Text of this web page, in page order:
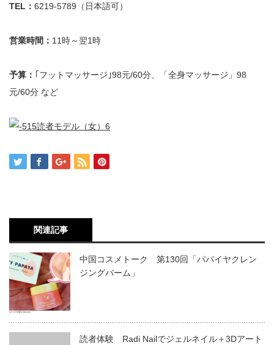
TEL： 6219-5789（日本語可）
営業時間： 11時～翌1時
予算：
｢フットマッサージ｣98元/60分、「全身マッサージ」98
元/60分 など
関連記事
中国コスメトーク 第130回「パパイヤクレン
ジングバーム」
読者体験 Radi Nailでジェルネイル＋3Dアート